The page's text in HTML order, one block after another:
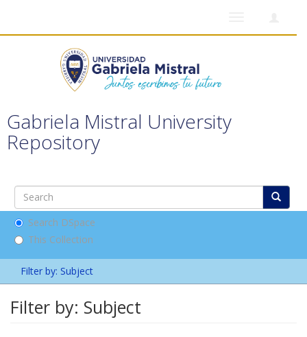
Gabriela Mistral University
Repository
Search DSpace
This Collection
Filter by: Subject
Filter by: Subject